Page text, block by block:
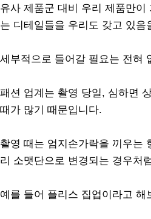
유사 제품군 대비 우리 제품만
는 디테일들을 우리도 갖고 있
세부적으로 들어갈 필요는 전혀
패션 업계는 촬영 당일, 심하면
때가 많기 때문입니다.
촬영 때는 엄지손가락을 끼우는
리 소맷단으로 변경되는 경우처
예를 들어 플리스 집업이라고